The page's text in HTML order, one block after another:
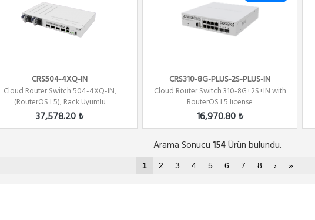
CRS504-4XQ-IN
Cloud Router Switch 504-4XQ-IN,
(RouterOS L5), Rack Uyumlu
37,578.20 ₺
CRS310-8G-PLUS-2S-PLUS-IN
Cloud Router Switch 310-8G+2S+IN with
RouterOS L5 license
16,970.80 ₺
Arama Sonucu154Ürün bulundu.
1 2 3 4 5 6 7 8 › »